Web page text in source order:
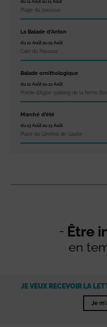
du 11 Août au 11 Août
Plage du passous
La Balade d’Anton
du 12 Août au 15 Août
Cale du Passous
Balade ornithologique
du 12 Août au 12 Août
Pointe d'Agon (parking de la ferme
Marché d’été
du 13 Août au 13 Août
Place du Général de Gaulle
Être
en
JE VEUX RECEVOIR LA
Je